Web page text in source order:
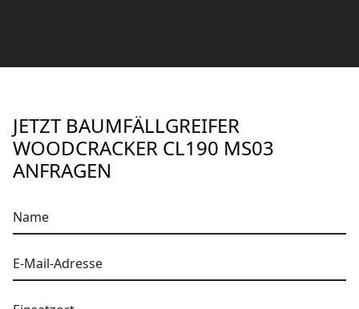
JETZT BAUMFÄLLGREIFER
WOODCRACKER CL190 MS03
ANFRAGEN